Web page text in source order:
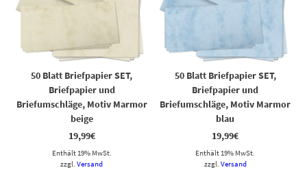
50 Blatt Briefpapier SET,
Briefpapier und
Briefumschläge, Motiv Marmor
beige
19,99€
Enthält 19% MwSt.
zzgl.Versand
50 Blatt Briefpapier SET,
Briefpapier und
Briefumschläge, Motiv Marmor
blau
19,99€
Enthält 19% MwSt.
zzgl. Versand